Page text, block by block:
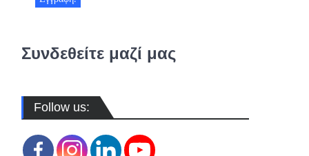
Συνδεθείτε μαζί μας
Follow us: